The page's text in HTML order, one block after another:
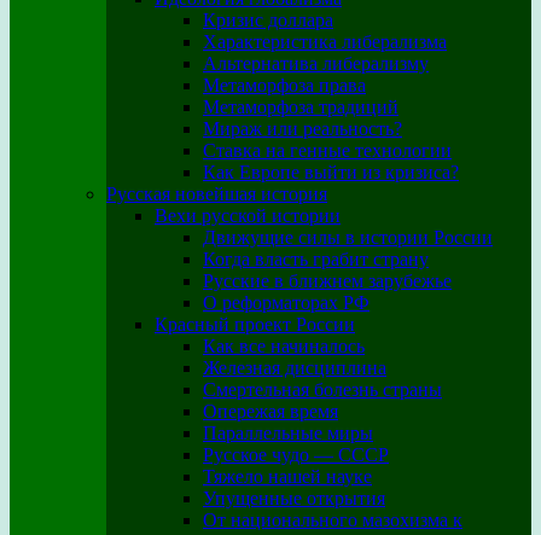
Кризис доллара
Характеристика либерализма
Альтернатива либерализму
Метаморфоза права
Метаморфоза традиций
Мираж или реальность?
Ставка на генные технологии
Как Европе выйти из кризиса?
Русская новейшая история
Вехи русской истории
Движущие силы в истории России
Когда власть грабит страну
Русские в ближнем зарубежье
О реформаторах РФ
Красный проект России
Как все начиналось
Железная дисциплина
Смертельная болезнь страны
Опережая время
Параллельные миры
Русское чудо — СССР
Тяжело нашей науке
Упущенные открытия
От национального мазохизма к